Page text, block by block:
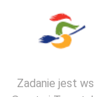
Zadanie jest